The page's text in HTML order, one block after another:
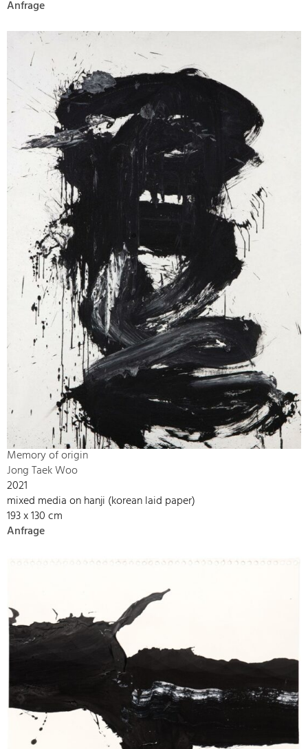
Anfrage
Memory of origin
Jong Taek Woo
2021
mixed media on hanji (korean laid paper)
193 x 130 cm
Anfrage